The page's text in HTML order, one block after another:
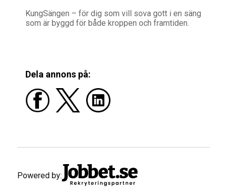
KungSängen – för dig som vill sova gott i en säng
som är byggd för både kroppen och framtiden.
Dela annons på:
Powered by: